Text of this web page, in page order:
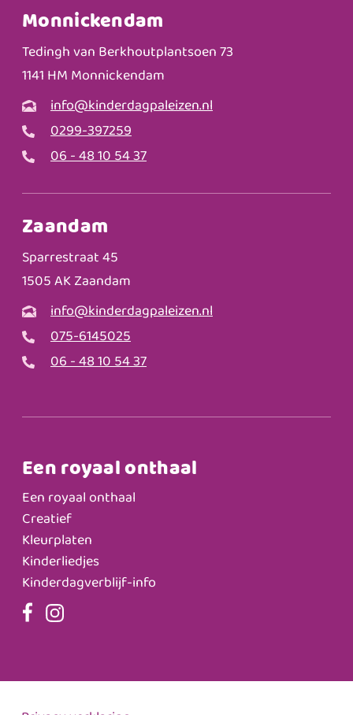
Monnickendam
Tedingh van Berkhoutplantsoen 73
1141 HM Monnickendam
info@kinderdagpaleizen.nl
0299-397259
06 - 48 10 54 37
Zaandam
Sparrestraat 45
1505 AK Zaandam
info@kinderdagpaleizen.nl
075-6145025
06 - 48 10 54 37
Een royaal onthaal
Een royaal onthaal
Creatief
Kleurplaten
Kinderliedjes
Kinderdagverblijf-info